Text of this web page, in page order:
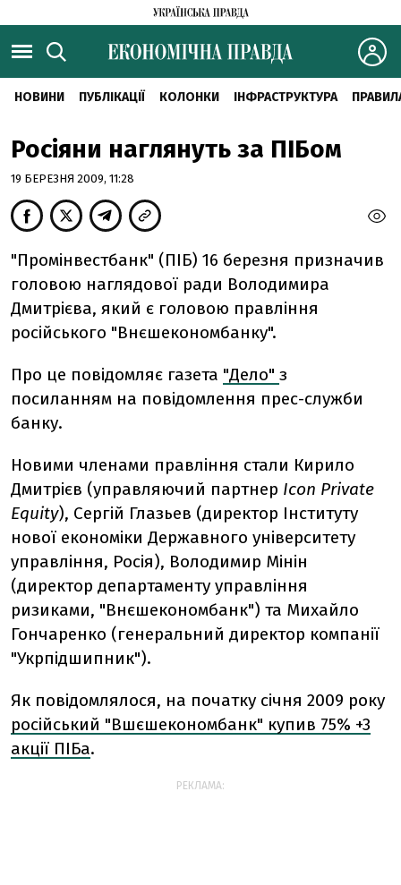
НОВИНИ ПУБЛІКАЦІЇ КОЛОНКИ ІНФРАСТРУКТУРА
Росіяни наглянуть за ПІБом
19 БЕРЕЗНЯ 2009, 11:28
"Промінвестбанк" (ПІБ) 16 березня призначив
головою наглядової ради Володимира
Дмитрієва, який є головою правління
російського "Внєшекономбанку".
Про це повідомляє газета "Дело" з
посиланням на повідомлення прес-служби
банку.
Новими членами правління стали Кирило
Дмитрієв (управляючий партнер Icon Private
Equity), Сергій Глазьев (директор Інституту
нової економіки Державного університету
управління, Росія), Володимир Мінін
(директор департаменту управління
ризиками, "Внєшекономбанк") та Михайло
Гончаренко (генеральний директор компанії
"Укрпідшипник").
Як повідомлялося, на початку січня 2009 року
російський "Вшєшекономбанк" купив 75% +3
акції ПІБа.
РЕКЛАМА: